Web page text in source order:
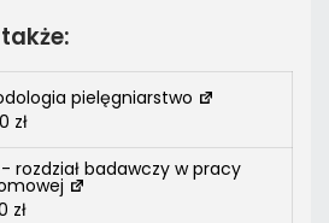
pielęgniarstwo
zł
rozdział badawczy w pracy
zł